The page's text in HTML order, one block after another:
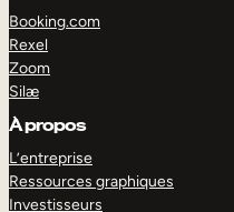
Booking.com
Rexel
Zoom
Silæ
À propos
L’entreprise
Ressources graphiques
Investisseurs